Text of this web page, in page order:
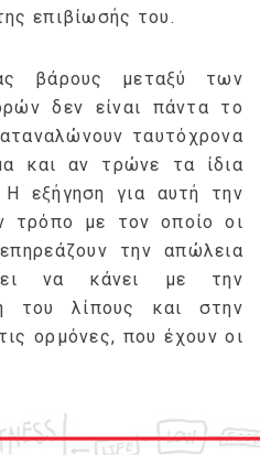
επιβίωσής του.
βάρους μεταξύ των
δεν είναι πάντα το
ταυτόχρονα
και αν τρώνε τα ίδια
εξήγηση για αυτή την
τρόπο με τον οποίο οι
την απώλεια
να κάνει με την
του λίπους και στην
ορμόνες, που έχουν οι